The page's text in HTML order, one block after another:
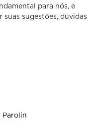
para nós, e
sugestões, dúvidas
Parolin